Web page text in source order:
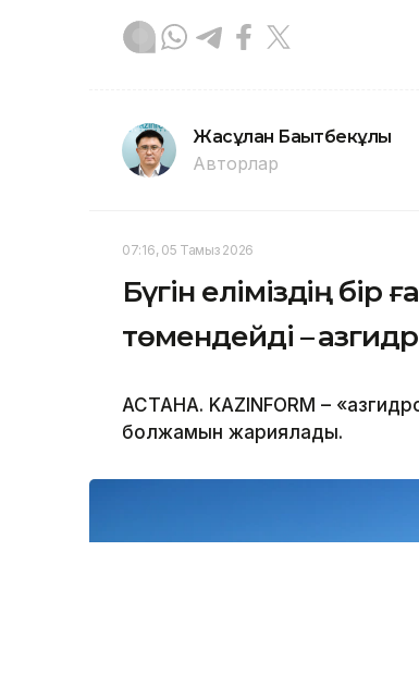
Жасұлан Бақытбекұлы
Авторлар
07:16, 05 Тамыз 2026
Бүгін еліміздің бір
төмендейді –
АСТАНА. KAZINFORM –
болжамын жариялады.